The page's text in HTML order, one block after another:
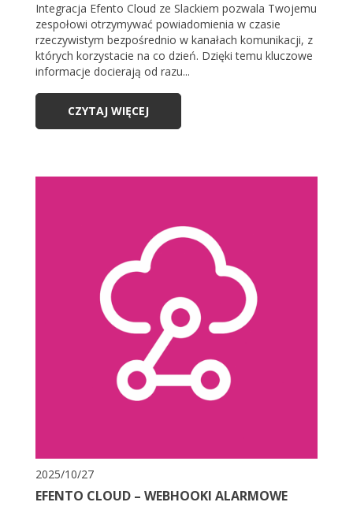
Integracja Efento Cloud ze Slackiem pozwala Twojemu
zespołowi otrzymywać powiadomienia w czasie
rzeczywistym bezpośrednio w kanałach komunikacji, z
których korzystacie na co dzień. Dzięki temu kluczowe
informacje docierają od razu...
CZYTAJ WIĘCEJ
2025/10/27
EFENTO CLOUD – WEBHOOKI ALARMOWE